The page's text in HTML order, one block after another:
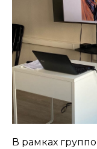
В рамках